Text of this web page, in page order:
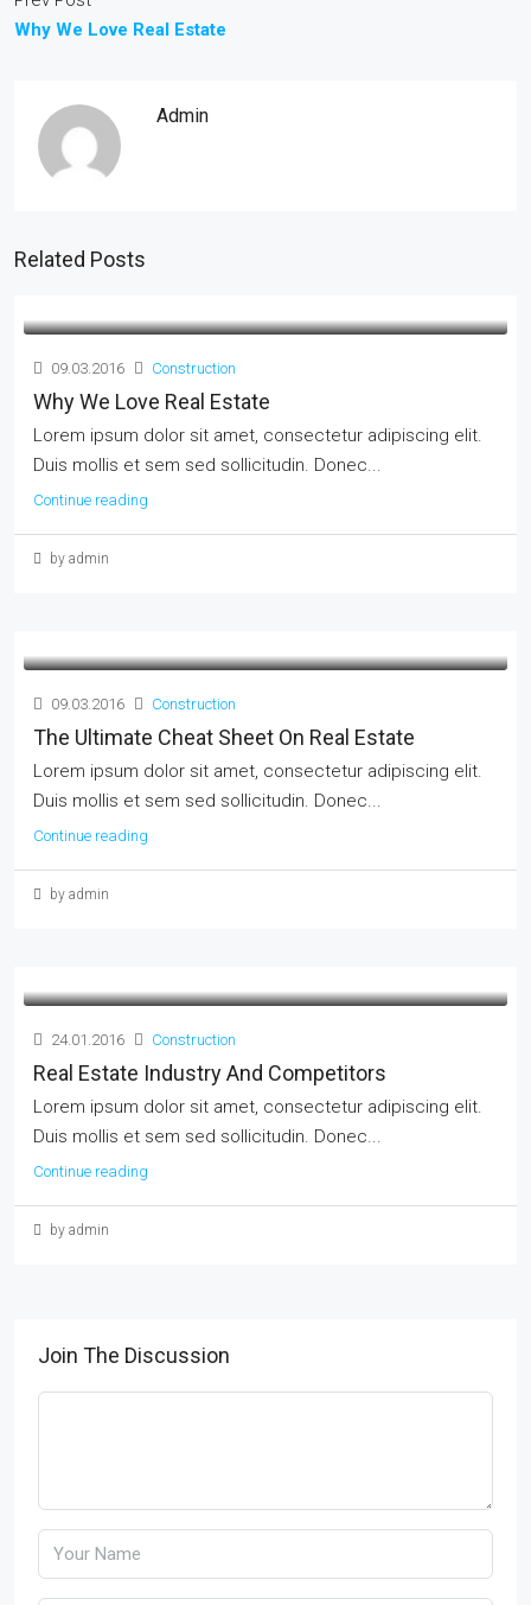
Why We Love Real Estate
Admin
Related Posts
09.03.2016 Construction
Why We Love Real Estate
Lorem ipsum dolor sit amet, consectetur adipiscing elit.
Duis mollis et sem sed sollicitudin. Donec...
Continue reading
by admin
09.03.2016 Construction
The Ultimate Cheat Sheet On Real Estate
Lorem ipsum dolor sit amet, consectetur adipiscing elit.
Duis mollis et sem sed sollicitudin. Donec...
Continue reading
by admin
24.01.2016 Construction
Real Estate Industry And Competitors
Lorem ipsum dolor sit amet, consectetur adipiscing elit.
Duis mollis et sem sed sollicitudin. Donec...
Continue reading
by admin
Join The Discussion